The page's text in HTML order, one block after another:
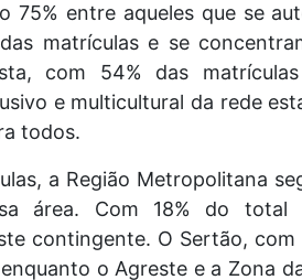
75% entre aqueles que se
matrículas e se
com 54% das
e multicultural da rede
todos.
a Região Metropolitana
área. Com 18% do total
contingente. O Sertão, com
o Agreste e a Zona